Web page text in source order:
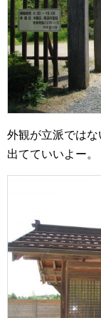
外観が立派では
出てていいよー。